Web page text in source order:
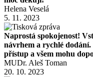
Helena Veselá
5. 11. 2023
Naprostá spokojenost!
návrhem a rychlé
přístup a všem mohu
MUDr. Aleš Toman
20. 10. 2023